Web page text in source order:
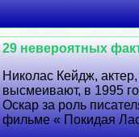
29 невероятных
Николас Кейдж, актер,
высмеивают, в 1995
Оскар за роль
фильме « Покидая